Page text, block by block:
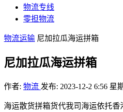
物流专线
零担物流
物流运输 尼加拉瓜海运拼箱
尼加拉瓜海运拼箱
作者: 物流 发布: 2023-12-2 6:56 星
海运散货拼箱货代我司海运依托